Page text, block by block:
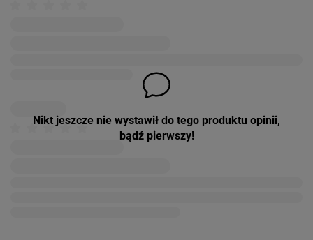
Nikt jeszcze nie wystawił do tego produktu opinii,
bądź pierwszy!